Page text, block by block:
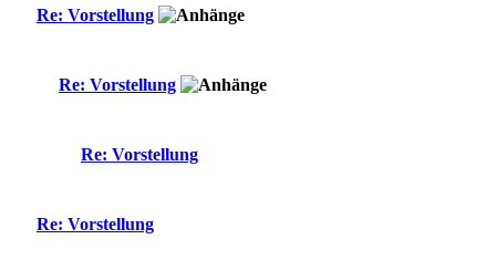
Re: Vorstellung
Re: Vorstellung
Re: Vorstellung
Re: Vorstellung